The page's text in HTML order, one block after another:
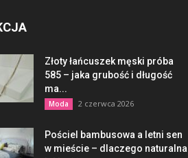
Złoty łańcuszek męski próba
585 – jaka grubość i długość
ma...
Moda 2 czerwca 2026
Pościel bambusowa a letni sen
w mieście – dlaczego naturalna